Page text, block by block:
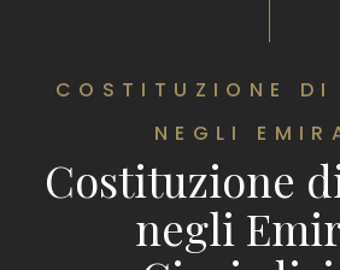
COSTITUZIONE DI
NEGLI
Costituzione
negli